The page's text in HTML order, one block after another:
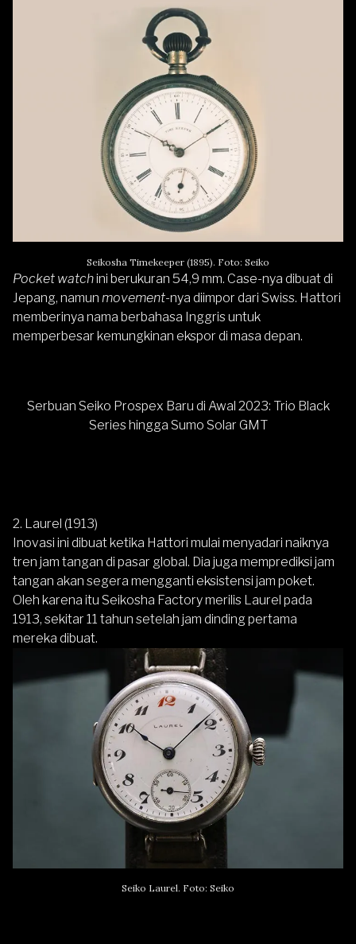
Seikosha Timekeeper (1895). Foto: Seiko
Pocket watchini berukuran 54,9 mm. Case-nya dibuat di
Jepang, namun movement-nya diimpor dari Swiss. Hattori
memberinya nama berbahasa Inggris untuk
memperbesar kemungkinan ekspor di masa depan.
Serbuan Seiko Prospex Baru di Awal 2023: Trio Black
Series hingga Sumo Solar GMT
2. Laurel (1913)
Inovasi ini dibuat ketika Hattori mulai menyadari naiknya
tren jam tangan di pasar global. Dia juga memprediksi jam
tangan akan segera mengganti eksistensi jam poket.
Oleh karena itu Seikosha Factory merilis Laurel pada
1913, sekitar 11 tahun setelah jam dinding pertama
mereka dibuat.
Seiko Laurel. Foto: Seiko